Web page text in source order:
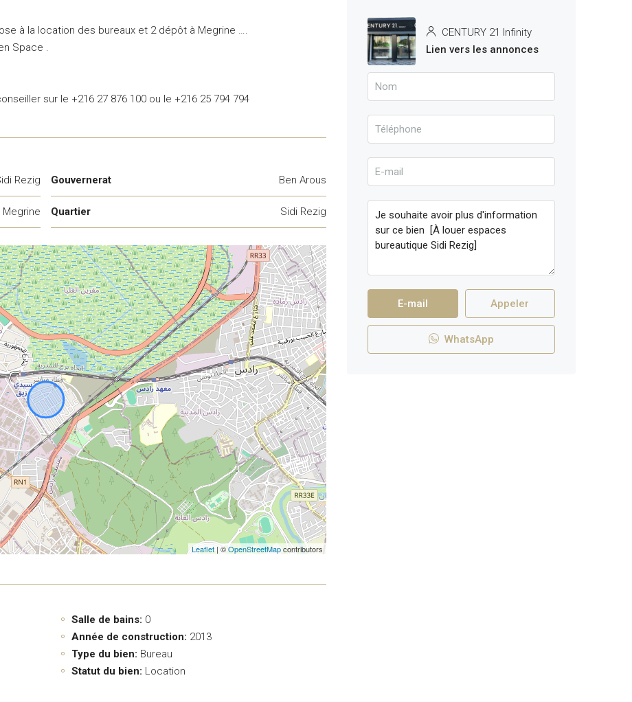
à la location des bureaux et 2 dépôt à Megrine ….
Space .
sur le +216 27 876 100 ou le +216 25 794 794
Rezig
Megrine
Gouvernerat Ben Arous
Quartier Sidi Rezig
Leaflet | ©OpenStreetMapcontributors
Salle de bains: 0
Année de construction: 2013
Type du bien: Bureau
Statut du bien: Location
CENTURY 21 Infinity
Lien vers les annonces
E-mail Appeler
WhatsApp